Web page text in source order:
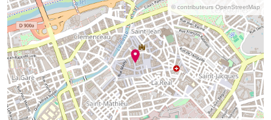
© contributeurs OpenStreetMap